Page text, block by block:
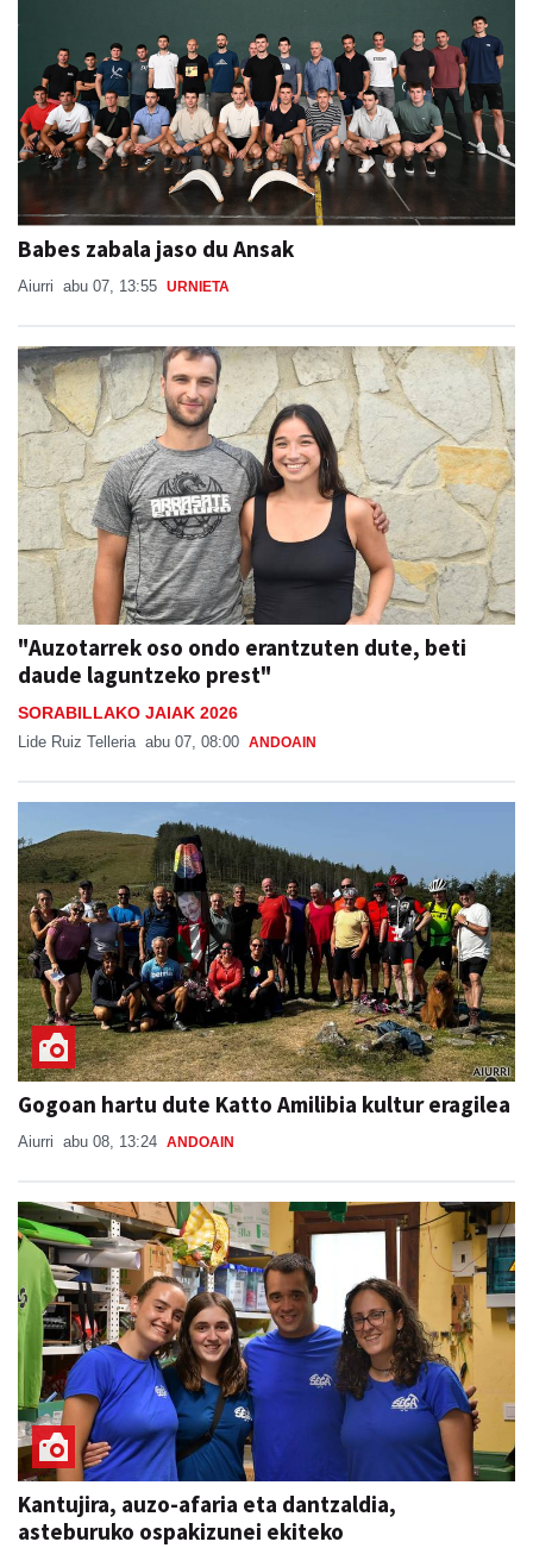
Babes zabala jaso du Ansak
Aiurri abu 07, 13:55 URNIETA
"Auzotarrek oso ondo erantzuten dute, beti
daude laguntzeko prest"
SORABILLAKO JAIAK 2026
Lide Ruiz Telleria abu 07, 08:00 ANDOAIN
Gogoan hartu dute Katto Amilibia kultur eragilea
Aiurri abu 08, 13:24 ANDOAIN
Kantujira, auzo-afaria eta dantzaldia,
asteburuko ospakizunei ekiteko